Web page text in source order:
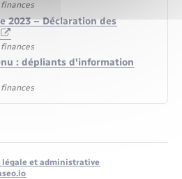
2023 – Déclaration des
: dépliants d'information
et administrative